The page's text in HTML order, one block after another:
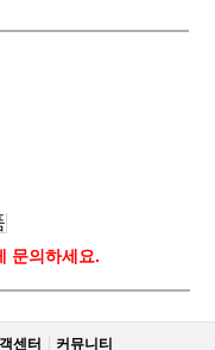
문의하세요.
센터 커뮤니티